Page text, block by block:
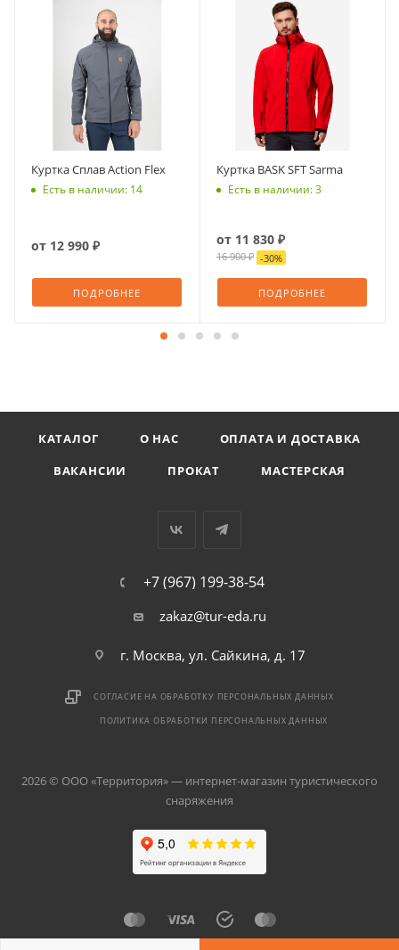
Куртка Сплав Action Flex
Есть в наличии: 14
от 12 990 ₽
ПОДРОБНЕЕ
Куртка BASK SFT Sarma
Есть в наличии: 3
от 11 830 ₽
16 900 ₽ -30%
ПОДРОБНЕЕ
КАТАЛОГ О НАС
ОПЛАТА И ДОСТАВКА
ВАКАНСИИ
ПРОКАТ МАСТЕРСКАЯ
+7 (967) 199-38-54
zakaz@tur-eda.ru
г. Москва, ул. Сайкина, д. 17
СОГЛАСИЕ НА ОБРАБОТКУ ПЕРСОНАЛЬНЫХ ДАННЫХ
ПОЛИТИКА ОБРАБОТКИ ПЕРСОНАЛЬНЫХ ДАННЫХ
2026 © ООО «Территория» — интернет-магазин туристического
снаряжения